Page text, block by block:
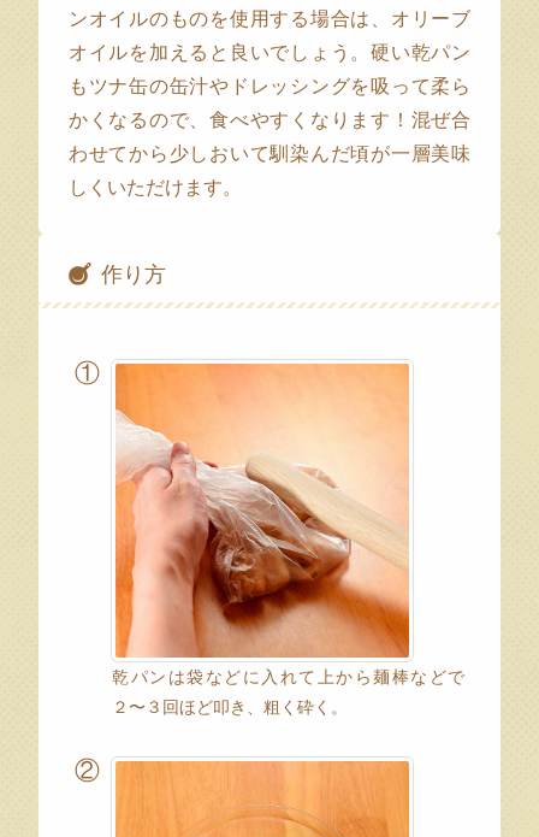
ンオイルのものを使用する場合は、オリーブ
オイルを加えると良いでしょう。硬い乾パン
もツナ缶の缶汁やドレッシングを吸って柔ら
かくなるので、食べやすくなります！混ぜ合
わせてから少しおいて馴染んだ頃が一層美味
しくいただけます。
作り方
①
乾パンは袋などに入れて上から麺棒などで
２〜３回ほど叩き、粗く砕く。
②